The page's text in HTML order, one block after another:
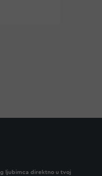
ljubimca direktno u tvoj